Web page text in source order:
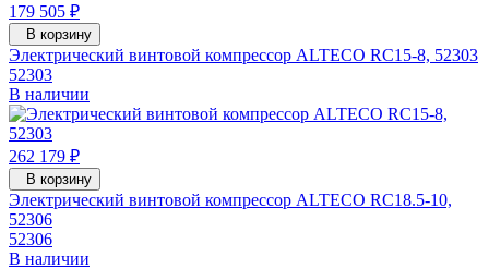
179 505 ₽
В корзину
Электрический винтовой компрессор ALTECO RC15-8, 52303
52303
В наличии
262 179 ₽
В корзину
Электрический винтовой компрессор ALTECO RC18.5-10,
52306
52306
В наличии